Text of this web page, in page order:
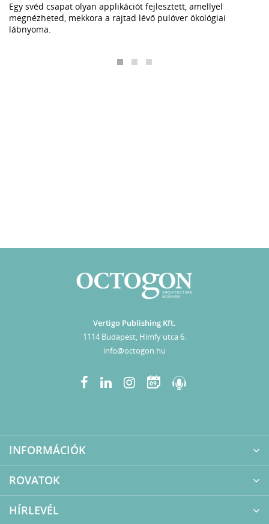
Egy svéd csapat olyan applikációt fejlesztett, amellyel
megnézheted, mekkora a rajtad lévő pulóver ökológiai
lábnyoma.
Vertigo Publishing Kft.
1114 Budapest, Himfy utca 6.
info@octogon.hu
09
INFORMÁCIÓK
ROVATOK
HÍRLEVÉL